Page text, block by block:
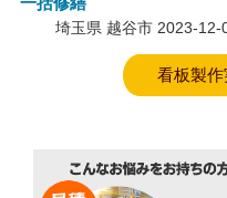
埼玉県 越谷市 2023-12-
看板製